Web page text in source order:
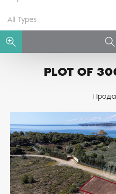
All Types
PLOT OF